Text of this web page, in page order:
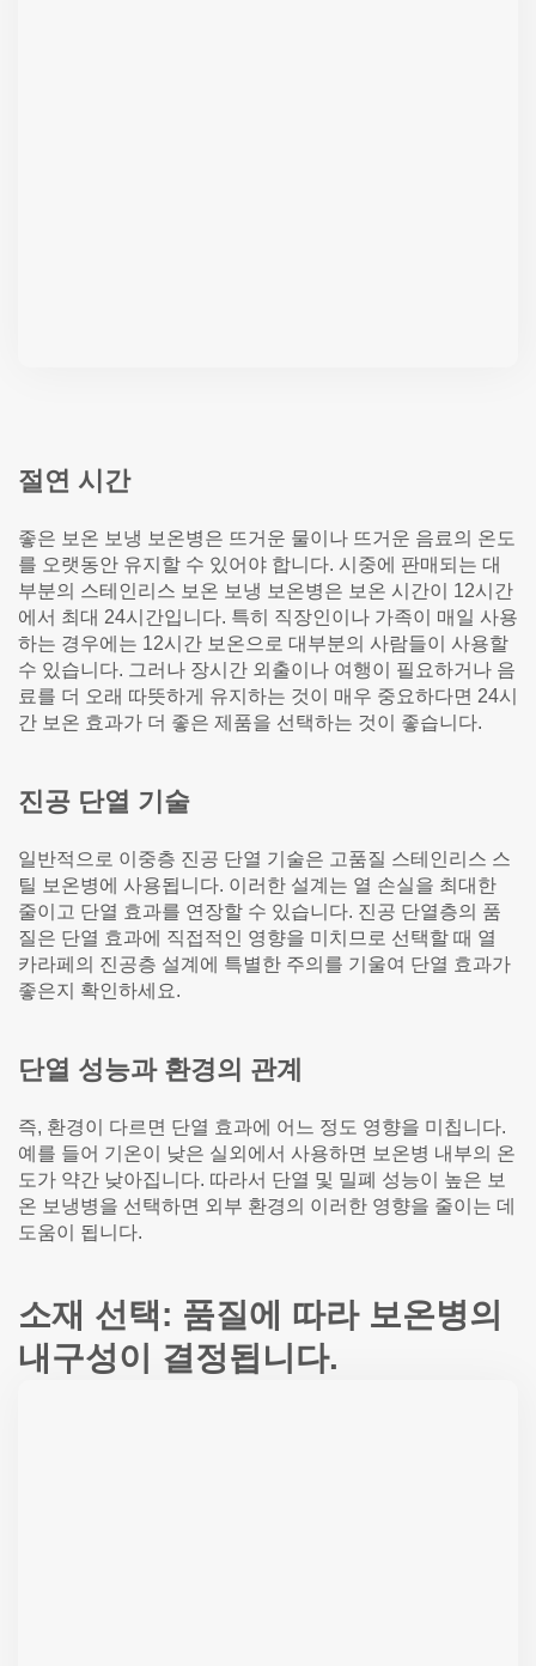
절연 시간
좋은 보온 보냉 보온병은 뜨거운 물이나 뜨거운 음료의 온도
를 오랫동안 유지할 수 있어야 합니다. 시중에 판매되는 대
부분의 스테인리스 보온 보냉 보온병은 보온 시간이 12시간
에서 최대 24시간입니다. 특히 직장인이나 가족이 매일 사용
하는 경우에는 12시간 보온으로 대부분의 사람들이 사용할
수 있습니다. 그러나 장시간 외출이나 여행이 필요하거나 음
료를 더 오래 따뜻하게 유지하는 것이 매우 중요하다면 24시
간 보온 효과가 더 좋은 제품을 선택하는 것이 좋습니다.
진공 단열 기술
일반적으로 이중층 진공 단열 기술은 고품질 스테인리스 스
틸 보온병에 사용됩니다. 이러한 설계는 열 손실을 최대한
줄이고 단열 효과를 연장할 수 있습니다. 진공 단열층의 품
질은 단열 효과에 직접적인 영향을 미치므로 선택할 때 열
카라페의 진공층 설계에 특별한 주의를 기울여 단열 효과가
좋은지 확인하세요.
단열 성능과 환경의 관계
즉, 환경이 다르면 단열 효과에 어느 정도 영향을 미칩니다.
예를 들어 기온이 낮은 실외에서 사용하면 보온병 내부의 온
도가 약간 낮아집니다. 따라서 단열 및 밀폐 성능이 높은 보
온 보냉병을 선택하면 외부 환경의 이러한 영향을 줄이는 데
도움이 됩니다.
소재 선택: 품질에 따라 보온병의
내구성이 결정됩니다.